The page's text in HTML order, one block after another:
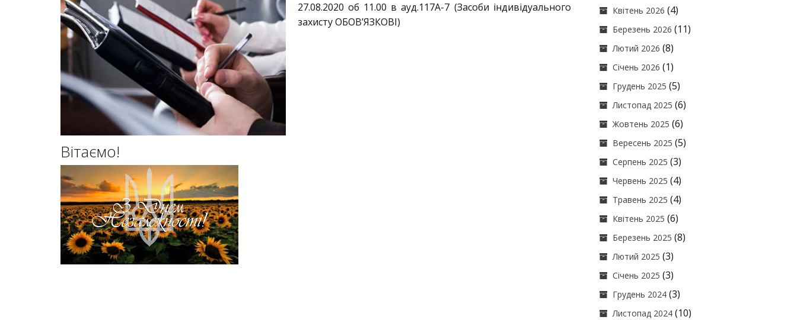
27.08.2020 об 11.00 в ауд.117А-7 (Засоби індивідуального
захисту ОБОВ’ЯЗКОВІ)
Вітаємо!
Квітень 2026 (4)
Березень 2026 (11)
Лютий 2026 (8)
Січень 2026 (1)
Грудень 2025 (5)
Листопад 2025 (6)
Жовтень 2025 (6)
Вересень 2025 (5)
Серпень 2025 (3)
Червень 2025 (4)
Травень 2025 (4)
Квітень 2025 (6)
Березень 2025 (8)
Лютий 2025 (3)
Січень 2025 (3)
Грудень 2024 (3)
Листопад 2024 (10)